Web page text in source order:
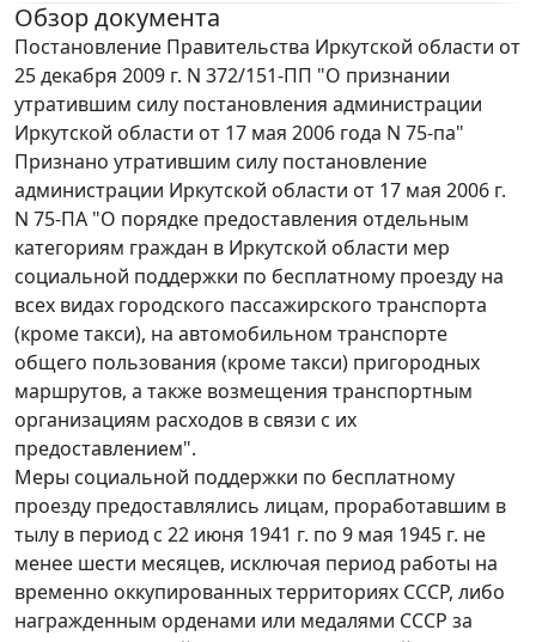
Обзор документа
Постановление Правительства Иркутской области от
25 декабря 2009 г. N 372/151-ПП "О признании
утратившим силу постановления администрации
Иркутской области от 17 мая 2006 года N 75-па"
Признано утратившим силу постановление
администрации Иркутской области от 17 мая 2006 г.
N 75-ПА "О порядке предоставления отдельным
категориям граждан в Иркутской области мер
социальной поддержки по бесплатному проезду на
всех видах городского пассажирского транспорта
(кроме такси), на автомобильном транспорте
общего пользования (кроме такси) пригородных
маршрутов, а также возмещения транспортным
организациям расходов в связи с их
предоставлением".
Меры социальной поддержки по бесплатному
проезду предоставлялись лицам, проработавшим в
тылу в период с 22 июня 1941 г. по 9 мая 1945 г. не
менее шести месяцев, исключая период работы на
временно оккупированных территориях СССР, либо
награжденным орденами или медалями СССР за